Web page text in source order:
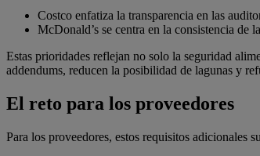
Costco enfatiza la transparencia en las
McDonald’s se centra en la consistencia de
Estas prioridades reflejan no solo la seguridad
addendums, reducen la posibilidad de lagunas y
El reto para los proveedores
Para los proveedores, estos requisitos adicionales